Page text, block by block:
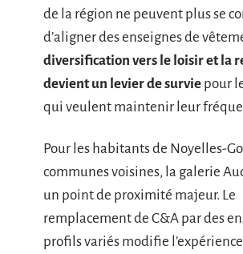
de la région ne peuvent plus se
d’aligner des enseignes de
diversification vers le loisir et la
devient un levier de survie pour
qui veulent maintenir leur
Pour les habitants de Noyelles-
communes voisines, la galerie
un point de proximité majeur. Le
remplacement de C&A par des
profils variés modifie l’expérience